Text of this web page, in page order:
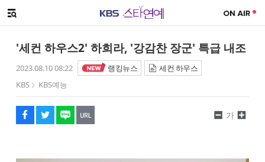
메뉴 열기
'세컨 하우스2' 하희라, '강감찬 장군' 특급 내조
2023.08.10 08:22 랭킹뉴스
세컨 하우스
KBS
KBS예능
페이스북
트위터
네이버
URL복사
글씨 작게보기
가
글씨 크게보기